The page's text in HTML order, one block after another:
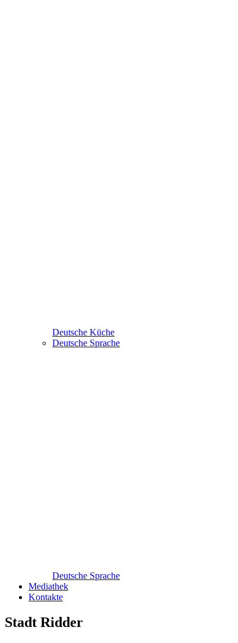
Deutsche Küche
Deutsche Sprache
Deutsche Sprache
Mediathek
Kontakte
Stadt Ridder